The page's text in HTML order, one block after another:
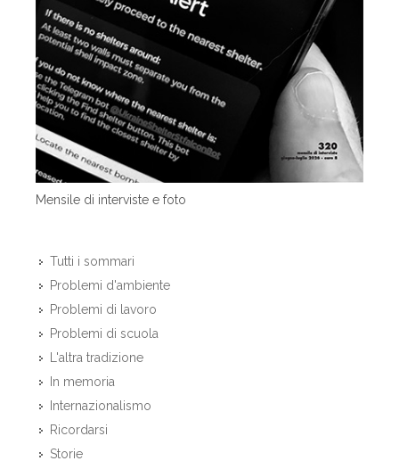
Mensile di interviste e foto
Tutti i sommari
Problemi d'ambiente
Problemi di lavoro
Problemi di scuola
L'altra tradizione
In memoria
Internazionalismo
Ricordarsi
Storie